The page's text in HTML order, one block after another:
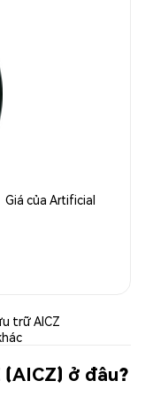
Giá của Artificial
trữ AICZ
ở đâu?